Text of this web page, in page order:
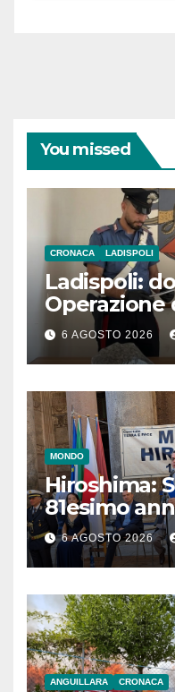
You missed
CRONACA LADISPOLI
Ladispoli:
Operazione
6 AGOSTO 2026
MONDO
Hiroshima:
81esimo
monito per
6 AGOSTO 2026
ANGUILLARA CRONACA